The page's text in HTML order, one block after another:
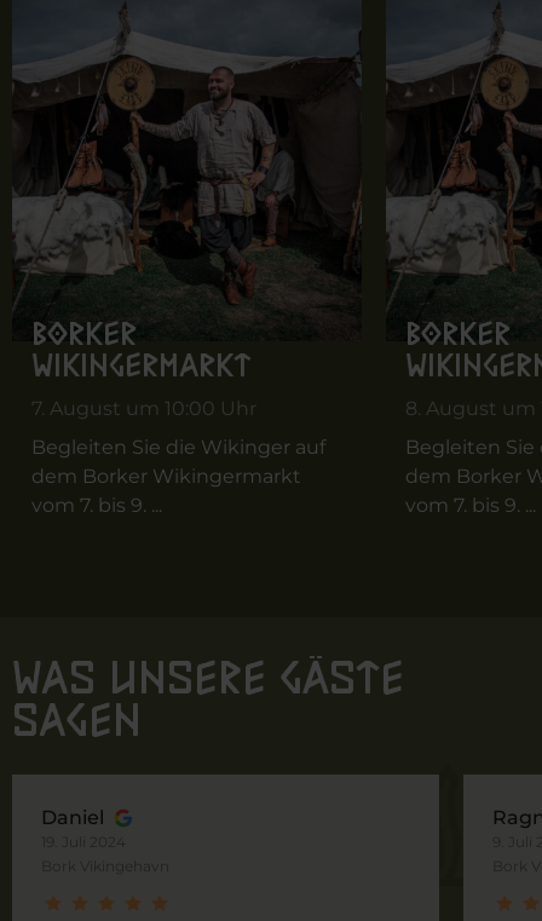
Borker
Wikingermarkt
7. August um 10:00 Uhr
Begleiten Sie die Wikinger auf
dem Borker Wikingermarkt
vom 7. bis 9. ...
Borker
8. August um
Begleiten
dem Borker
vom 7. bis 9. ...
Was unsere Gäste
sagen
Daniel
19. Juli 2024
Bork Vikingehavn
9. Juli
Bork